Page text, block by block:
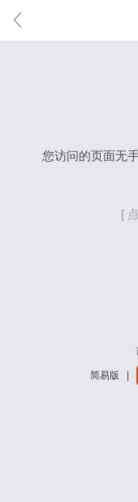
您访问的页面无
[
简易版